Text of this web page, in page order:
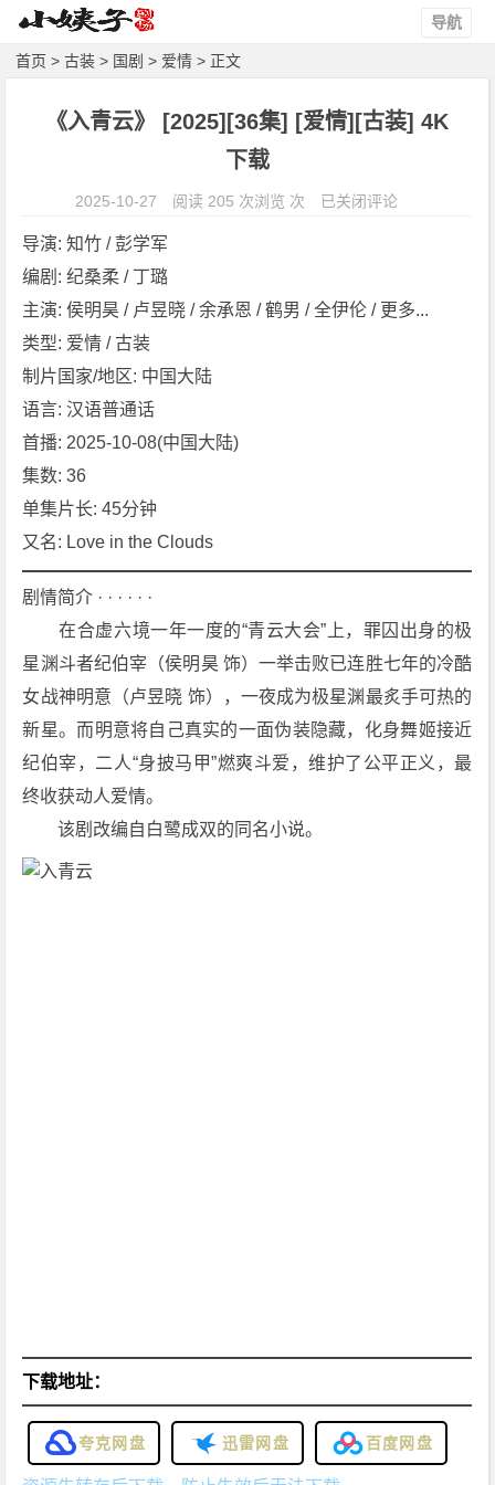
导航
首页 >古装 > 国剧 > 爱情 > 正文
《入青云》 [2025][36集] [爱情][古装] 4K
下载
2025-10-27 阅读 205 次浏览 次
《入
0
下
载
已关闭评论
导演: 知竹 / 彭学军
编剧: 纪桑柔 / 丁璐
主演: 侯明昊 / 卢昱晓 / 余承恩 / 鹤男 / 全伊伦 / 更多...
类型: 爱情 / 古装
制片国家/地区: 中国大陆
语言: 汉语普通话
首播: 2025-10-08(中国大陆)
集数: 36
单集片长: 45分钟
又名: Love in the Clouds
剧情简介 · · · · · ·
在合虚六境一年一度的“青云大会”上，罪囚出身的极
星渊斗者纪伯宰（侯明昊 饰）一举击败已连胜七年的冷酷
女战神明意（卢昱晓 饰），一夜成为极星渊最炙手可热的
新星。而明意将自己真实的一面伪装隐藏，化身舞姬接近
纪伯宰，二人“身披马甲”燃爽斗爱，维护了公平正义，最
终收获动人爱情。
该剧改编自白鹭成双的同名小说。
下载地址：
夸克网盘 迅雷网盘 百度网盘